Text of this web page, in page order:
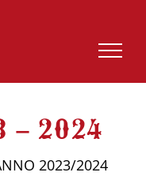
– 2024
2023/2024